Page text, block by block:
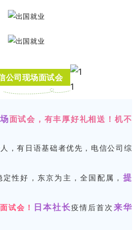
公司现场面试会
面试会，有丰厚好礼相送！机不
，有日语基础者优先，电信公司综
定性好，东京为主，全国配属， 提
试会！ 日本社长疫情后首次 来华